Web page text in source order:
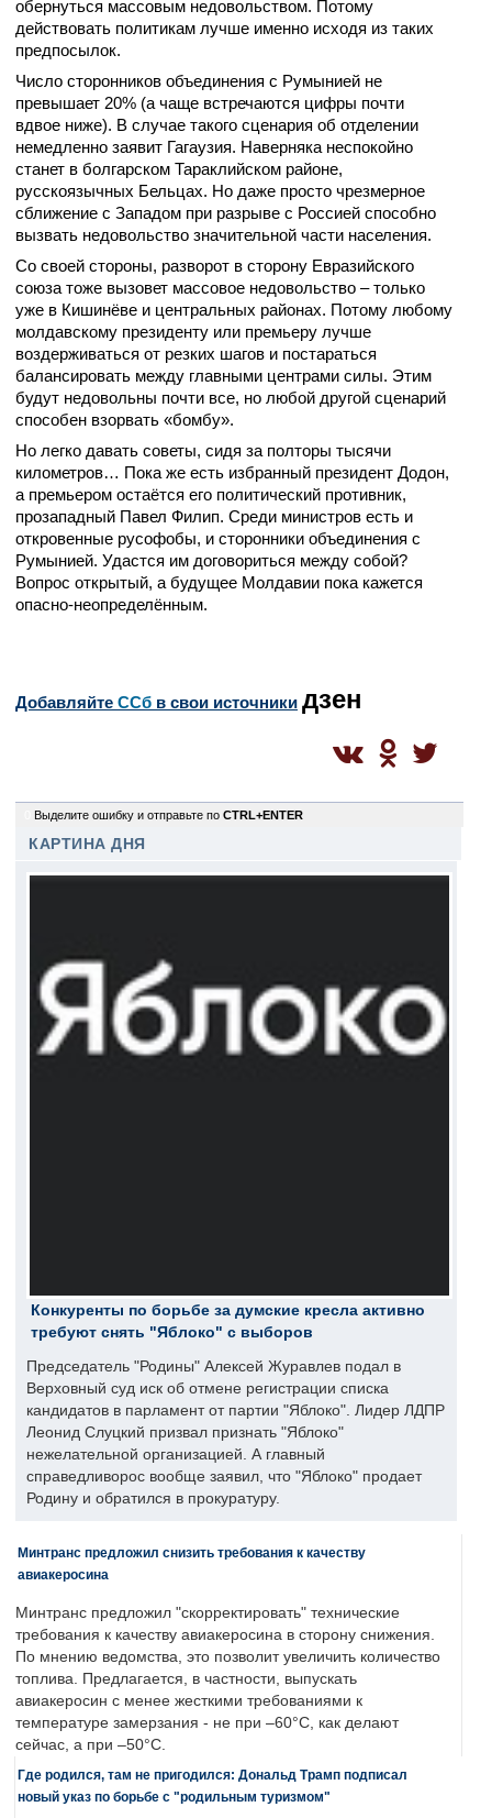
обернуться массовым недовольством. Потому
действовать политикам лучше именно исходя из таких
предпосылок.
Число сторонников объединения с Румынией не
превышает 20% (а чаще встречаются цифры почти
вдвое ниже). В случае такого сценария об отделении
немедленно заявит Гагаузия. Наверняка неспокойно
станет в болгарском Тараклийском районе,
русскоязычных Бельцах. Но даже просто чрезмерное
сближение с Западом при разрыве с Россией способно
вызвать недовольство значительной части населения.
Со своей стороны, разворот в сторону Евразийского
союза тоже вызовет массовое недовольство – только
уже в Кишинёве и центральных районах. Потому любому
молдавскому президенту или премьеру лучше
воздерживаться от резких шагов и постараться
балансировать между главными центрами силы. Этим
будут недовольны почти все, но любой другой сценарий
способен взорвать «бомбу».
Но легко давать советы, сидя за полторы тысячи
километров… Пока же есть избранный президент Додон,
а премьером остаётся его политический противник,
прозападный Павел Филип. Среди министров есть и
откровенные русофобы, и сторонники объединения с
Румынией. Удастся им договориться между собой?
Вопрос открытый, а будущее Молдавии пока кажется
опасно-неопределённым.
Добавляйте CСб в свои источники дзен
Выделите ошибку и отправьте по CTRL+ENTER
КАРТИНА ДНЯ
Конкуренты по борьбе за думские кресла активно
требуют снять "Яблоко" с выборов
Председатель "Родины" Алексей Журавлев подал в
Верховный суд иск об отмене регистрации списка
кандидатов в парламент от партии "Яблоко". Лидер ЛДПР
Леонид Слуцкий призвал признать "Яблоко"
нежелательной организацией. А главный
справедливорос вообще заявил, что "Яблоко" продает
Родину и обратился в прокуратуру.
Минтранс предложил снизить требования к качеству
авиакеросина
Минтранс предложил "скорректировать" технические
требования к качеству авиакеросина в сторону снижения.
По мнению ведомства, это позволит увеличить количество
топлива. Предлагается, в частности, выпускать
авиакеросин с менее жесткими требованиями к
температуре замерзания - не при –60°C, как делают
сейчас, а при –50°C.
Где родился, там не пригодился: Дональд Трамп подписал
новый указ по борьбе с "родильным туризмом"